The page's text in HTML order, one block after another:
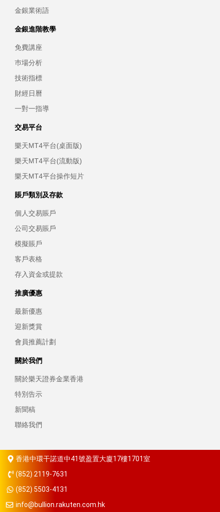
金銀業術語
金銀進階教學
免費講座
巿場分析
技術指標
財經日曆
一對一指導
交易平台
樂天MT4平台(桌面版)
樂天MT4平台(流動版)
樂天MT4平台操作短片
賬戶類別及存款
個人交易賬戶
公司交易賬戶
模擬賬戶
客戶表格
存入資金或提款
推廣優惠
最新優惠
迎新獎賞
會員推薦計劃
關於我們
關於樂天證券金業香港
特別告示
新聞稿
聯絡我們
香港中環干諾道中41號盈置大廈17樓1701室
(852) 2119-7631
(852) 5503-4131
info@bullion.rakuten.com.hk